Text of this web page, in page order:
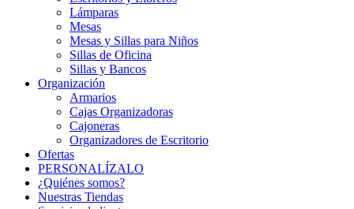
Lámparas
Mesas
Mesas y Sillas para Niños
Sillas de Oficina
Sillas y Bancos
Organización
Armarios
Cajas Organizadoras
Cajoneras
Organizadores de Escritorio
Ofertas
PERSONALÍZALO
¿Quiénes somos?
Nuestras Tiendas